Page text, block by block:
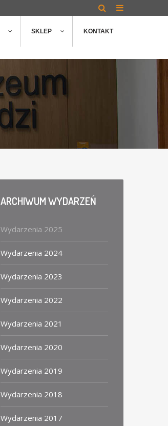
SKLEP KONTAKT
ARCHIWUMWYDARZEŃ
Wydarzenia 2025
Wydarzenia 2024
Wydarzenia 2023
Wydarzenia 2022
Wydarzenia 2021
Wydarzenia 2020
Wydarzenia 2019
Wydarzenia 2018
Wydarzenia 2017